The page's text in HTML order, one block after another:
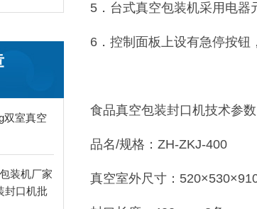
双室真空
装机厂家
封口机批
5．台式真空包装机采用电器
6．控制面板上设有急停按钮
食品真空包装封口机技术参数
品名/规格：ZH-ZKJ-400
真空室外尺寸：